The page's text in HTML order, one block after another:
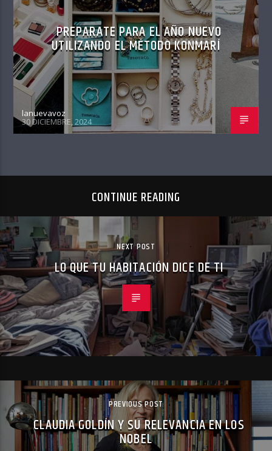
PREPARATE PARA EL AÑO NUEVO
UTILIZANDO EL MÉTODO KONMARÍ
lanuevavoz
30 DICIEMBRE, 2024
CONTINUE READING
NEXT POST
LO QUE TU HABITACIÓN DICE DE TI
PREVIOUS POST
CLAUDIA GOLDÍN Y SU RELEVANCIA EN LOS
NOBEL